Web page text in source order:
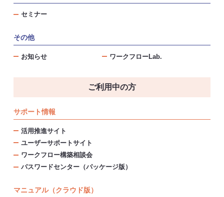
セミナー
その他
お知らせ ワークフローLab.
ご利用中の方
サポート情報
活用推進サイト
ユーザーサポートサイト
ワークフロー構築相談会
パスワードセンター（パッケージ版）
マニュアル（クラウド版）